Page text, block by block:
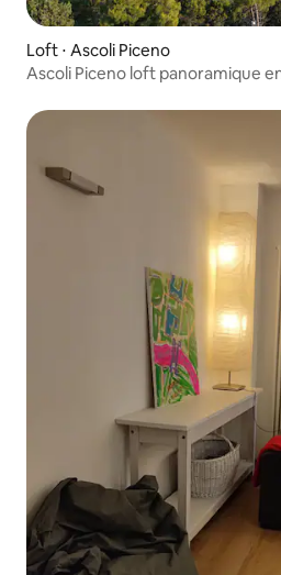
Loft ⋅ Ascoli Piceno
Ascoli Piceno loft panoramique